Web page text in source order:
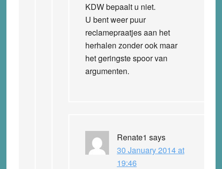
KDW bepaalt u niet.
U bent weer puur
reclamepraatjes aan het
herhalen zonder ook maar
het geringste spoor van
argumenten.
Renate1 says
30 January 2014 at
19:46